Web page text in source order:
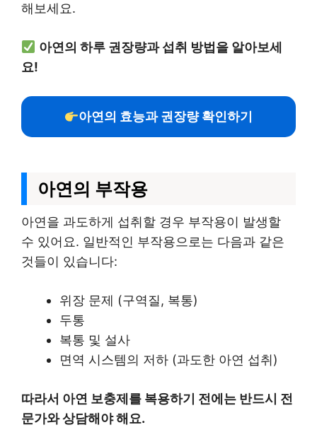
해보세요.
아연의 하루 권장량과 섭취 방법을 알아보세
요!
아연의 효능과 권장량 확인하기
아연의 부작용
아연을 과도하게 섭취할 경우 부작용이 발생할
수 있어요. 일반적인 부작용으로는 다음과 같은
것들이 있습니다:
위장 문제 (구역질, 복통)
두통
복통 및 설사
면역 시스템의 저하 (과도한 아연 섭취)
따라서 아연 보충제를 복용하기 전에는 반드시 전
문가와 상담해야 해요.